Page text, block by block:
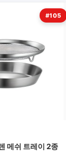
#105
메쉬 트레이 2종